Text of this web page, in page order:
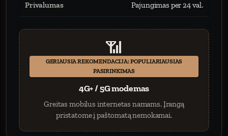
Privalumas Pajungimas per 24 val.
📶
GERIAUSIA REKOMENDACIJA: POPULIARIAUSIAS
PASIRINKIMAS
4G+ / 5G modemas
Greitas mobilus internetas namams. Įrangą
pristatome į paštomatą nemokamai.